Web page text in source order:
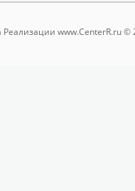
Реализации www.CenterR.ru ©